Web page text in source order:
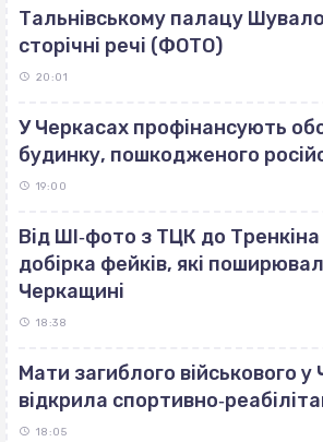
Тальнівському палацу
сторічні речі (ФОТО)
20:01
У Черкасах профінансують
будинку, пошкодженого
19:00
Від ШІ‐фото з ТЦК до
добірка фейків, які
Черкащині
18:38
Мати загиблого військового у
відкрила
18:05